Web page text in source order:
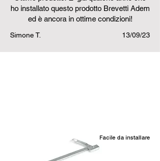
ho installato questo prodotto Brevetti Adem
ed è ancora in ottime condizioni!
Simone T. 13/09/23
Facile da installare